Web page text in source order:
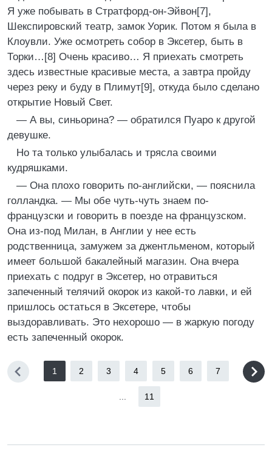
Я уже побывать в Стратфорд-он-Эйвон[7],
Шекспировский театр, замок Уорик. Потом я была в
Клоувли. Уже осмотреть собор в Эксетер, быть в
Торки…[8] Очень красиво… Я приехать смотреть
здесь известные красивые места, а завтра пройду
через реку и буду в Плимут[9], откуда было сделано
открытие Новый Свет.
— А вы, синьорина? — обратился Пуаро к другой
девушке.
Но та только улыбалась и трясла своими
кудряшками.
— Она плохо говорить по-английски, — пояснила
голландка. — Мы обе чуть-чуть знаем по-
французски и говорить в поезде на французском.
Она из-под Милан, в Англии у нее есть
родственница, замужем за джентльменом, который
имеет большой бакалейный магазин. Она вчера
приехать с подруг в Эксетер, но отравиться
запеченный телячий окорок из какой-то лавки, и ей
пришлось остаться в Эксетере, чтобы
выздоравливать. Это нехорошо — в жаркую погоду
есть запеченный окорок.
1 2 3 4 5 6 7
11